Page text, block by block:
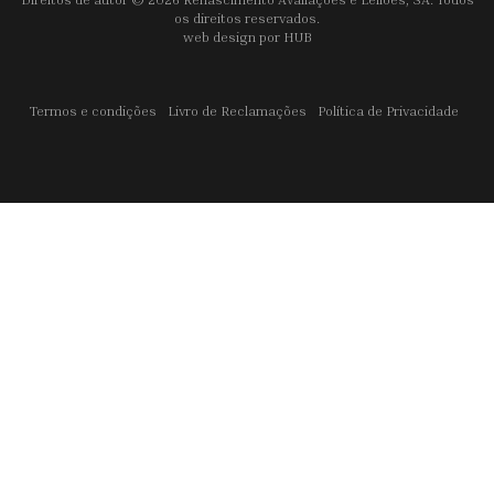
os direitos reservados.
web design por HUB
Termos e condições Livro de Reclamações Política de Privacidade